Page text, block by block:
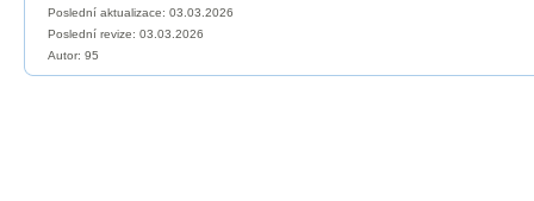
Poslední aktualizace: 03.03.2026
Poslední revize: 03.03.2026
Autor: 95